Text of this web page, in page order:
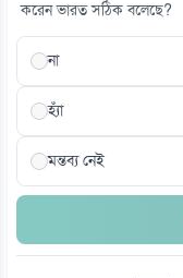
করেন ভারত সঠিক বলেছে?
না
হ্যাঁ
মন্তব্য নেই